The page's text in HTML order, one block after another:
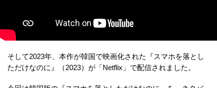
そして2023年、本作が韓国で映画化された『スマホを落とし
ただけなのに』（2023）が「Netflix」で配信されました。